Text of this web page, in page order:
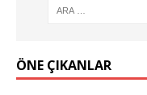
ÖNE ÇIKANLAR